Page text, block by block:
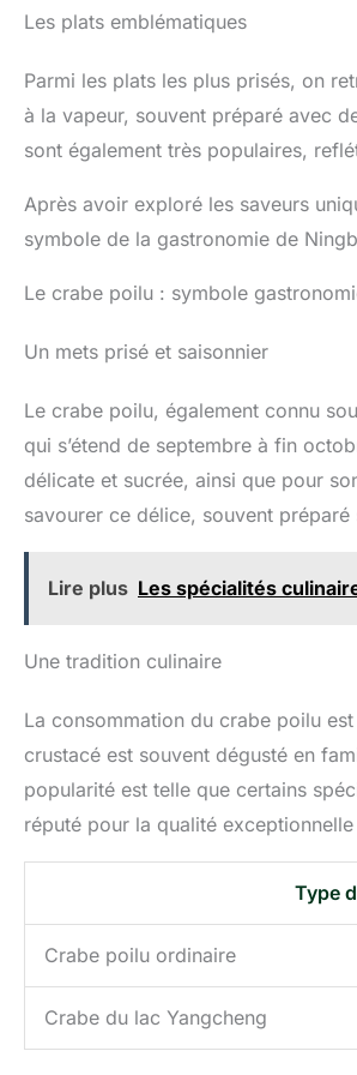
Les plats emblématiques
Parmi les plats les plus prisés, on
à la vapeur, souvent préparé avec
sont également très populaires,
Après avoir exploré les saveurs
symbole de la gastronomie de
Le crabe poilu : symbole
Un mets prisé et saisonnier
Le crabe poilu, également connu
qui s’étend de septembre à fin
délicate et sucrée, ainsi que pour
savourer ce délice, souvent
Lire plus Les spécialités
Une tradition culinaire
La consommation du crabe poilu
crustacé est souvent dégusté en
popularité est telle que certains
réputé pour la qualité
Type
Crabe poilu ordinaire
Crabe du lac Yangcheng